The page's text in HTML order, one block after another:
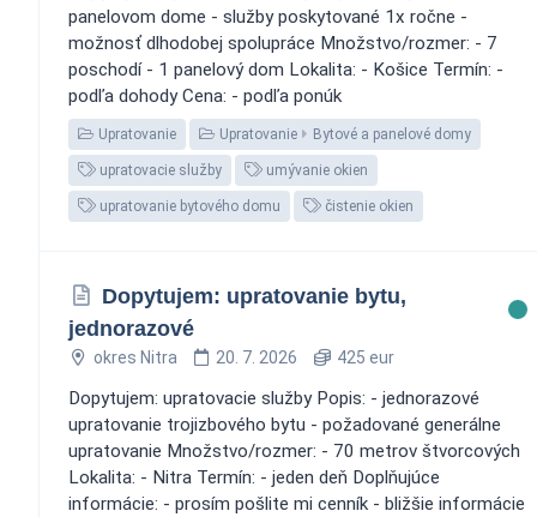
panelovom dome - služby poskytované 1x ročne -
možnosť dlhodobej spolupráce Množstvo/rozmer: - 7
poschodí - 1 panelový dom Lokalita: - Košice Termín: -
podľa dohody Cena: - podľa ponúk
Upratovanie Upratovanie Bytové a panelové domy
upratovacie služby umývanie okien
upratovanie bytového domu čistenie okien
Dopytujem: upratovanie bytu,
jednorazové
okres Nitra 20. 7. 2026 425 eur
Dopytujem: upratovacie služby Popis: - jednorazové
upratovanie trojizbového bytu - požadované generálne
upratovanie Množstvo/rozmer: - 70 metrov štvorcových
Lokalita: - Nitra Termín: - jeden deň Doplňujúce
informácie: - prosím pošlite mi cenník - bližšie informácie